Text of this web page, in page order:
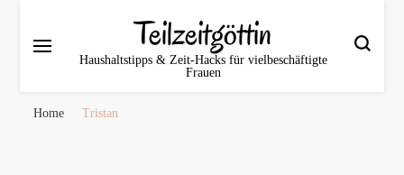
Teilzeitgöttin
Haushaltstipps & Zeit‑Hacks für vielbeschäftigte
Frauen
Home Tristan